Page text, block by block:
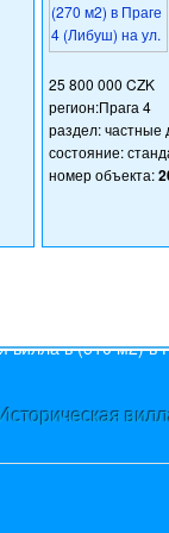
25 800 000 CZK
регион:Прага 4
раздел:
состояние:
номер объекта: